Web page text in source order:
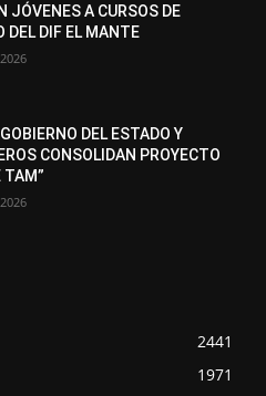
JÓVENES A CURSOS DE
DEL DIF EL MANTE
DEL ESTADO Y
CONSOLIDAN PROYECTO
TAM”
2441
1971